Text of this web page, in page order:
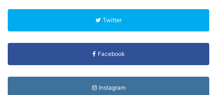
Twitter
Facebook
Instagram